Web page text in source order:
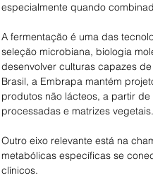
especialmente quando
A fermentação é uma das
seleção microbiana, biologia
desenvolver culturas capazes
Brasil, a Embrapa mantém
produtos não lácteos, a partir
processadas e matrizes vegetais.
Outro eixo relevante está na
metabólicas específicas se
clínicos.